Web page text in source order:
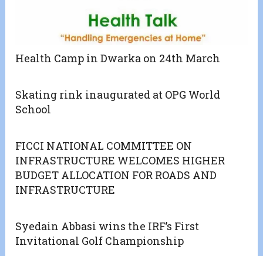
Health Camp in Dwarka on 24th March
Skating rink inaugurated at OPG World
School
FICCI NATIONAL COMMITTEE ON
INFRASTRUCTURE WELCOMES HIGHER
BUDGET ALLOCATION FOR ROADS AND
INFRASTRUCTURE
Syedain Abbasi wins the IRF’s First
Invitational Golf Championship